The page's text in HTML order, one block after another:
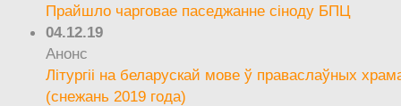
Прайшло чарговае паседжанне сіноду БПЦ
04.12.19
Анонс
Літургіі на беларускай мове ў праваслаўных
(снежань 2019 года)